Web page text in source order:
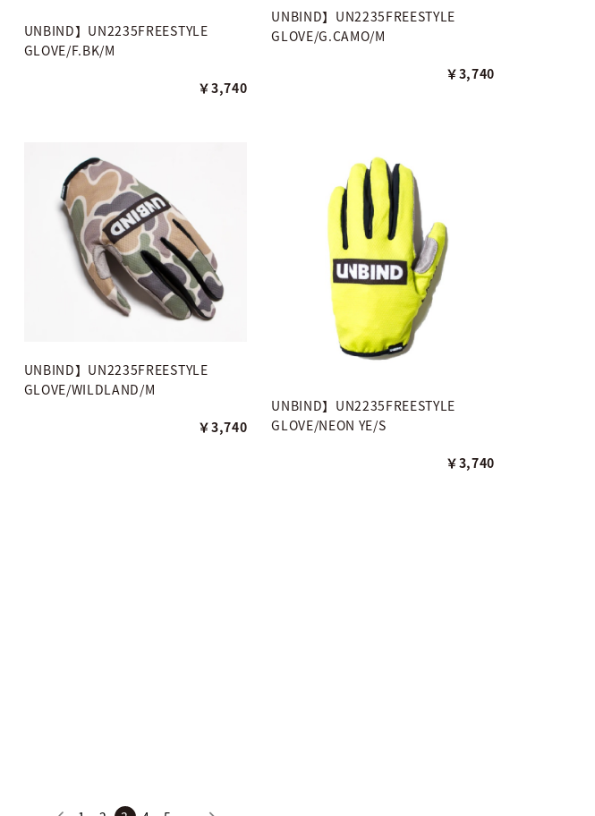
UNBIND】UN2235FREESTYLE
GLOVE/F.BK/M
￥3,740
UNBIND】UN2235FREESTYLE
GLOVE/G.CAMO/M
￥3,740
UNBIND】UN2235FREESTYLE
GLOVE/WILDLAND/M
￥3,740
UNBIND】UN2235FREESTYLE
GLOVE/NEON YE/S
￥3,740